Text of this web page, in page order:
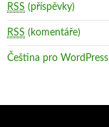
RSS (příspěvky)
RSS (komentáře)
Čeština pro WordPress